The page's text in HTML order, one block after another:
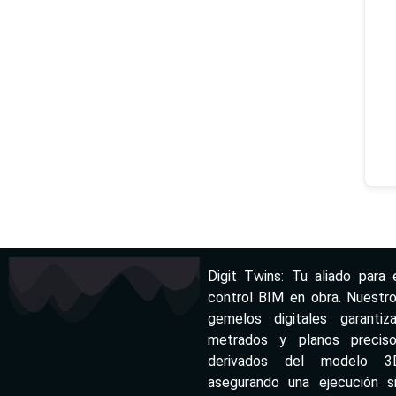
Digit Twins: Tu aliado para
control BIM en obra.
gemelos digitales
metrados y planos
derivados del modelo
asegurando una ejecución